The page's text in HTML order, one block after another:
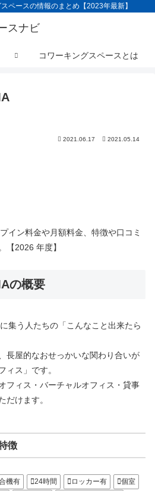
ペースの情報のまとめ【2023年最新】
コワーキングスペースとは
2021.06.17 2021.05.14
イン料金や月額料金、特徴や口コミ
【2026 年度】
の概要
集う人たちの「こんなこと出来たら
長屋的なおせっかいな関わり合いが
ィス」です。
フィス・バーチャルオフィス・貸事
だけます。
徴
機有 24時間 ロッカー有
個室